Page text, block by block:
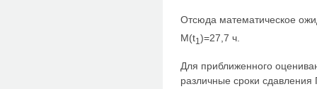
Отсюда математическое
M(t1 )=27,7 ч.
Для приближенного
различные сроки